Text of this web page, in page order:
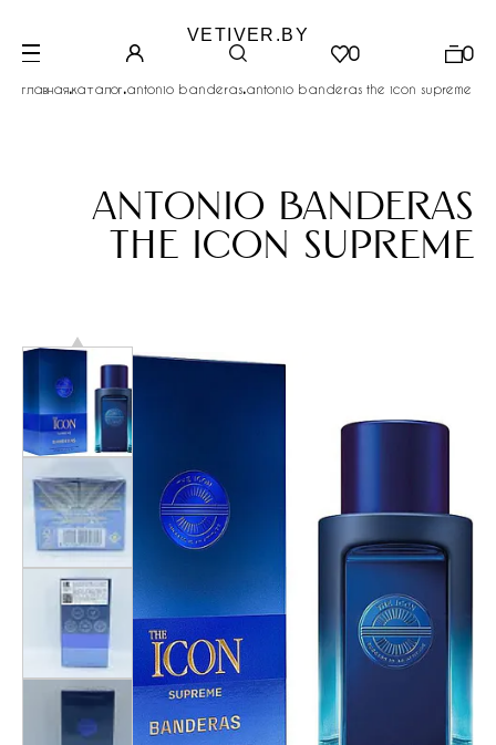
VETIVER.BY
0 0
главная.каталог.antonio banderas.antonio banderas the icon supreme
antonio banderas
the icon supreme